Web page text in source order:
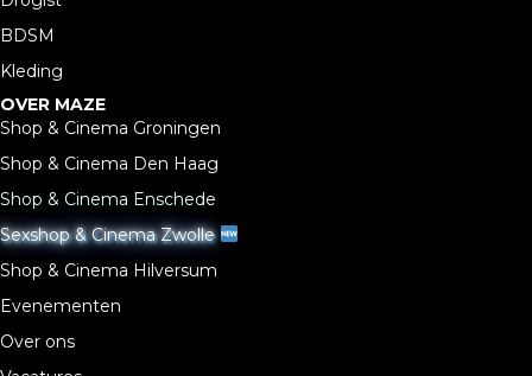
BDSM
Kleding
OVER MAZE
Shop & Cinema Groningen
Shop & Cinema Den Haag
Shop & Cinema Enschede
Sexshop & Cinema Zwolle
Shop & Cinema Hilversum
Evenementen
Over ons